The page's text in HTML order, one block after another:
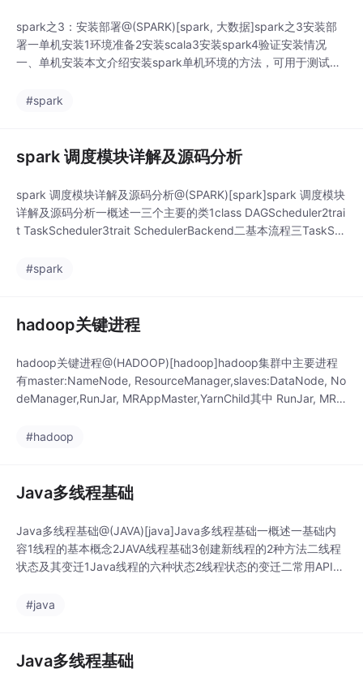
spark之3：安装部署@(SPARK)[spark, 大数据]spark之3安装部
署一单机安装1环境准备2安装scala3安装spark4验证安装情况
一、单机安装本文介绍安装spark单机环境的方法，可用于测试及
安装spark（4）验证安装情况1、环境准备（1）配套软件版本要
#spark
spark 调度模块详解及源码分析
spark 调度模块详解及源码分析@(SPARK)[spark]spark 调度模块
详解及源码分析一概述一三个主要的类1class DAGScheduler2trai
t TaskScheduler3trait SchedulerBackend二基本流程三TaskSc
parkContext对
#spark
hadoop关键进程
hadoop关键进程@(HADOOP)[hadoop]hadoop集群中主要进程
有master:NameNode, ResourceManager,slaves:DataNode, No
deManager,RunJar, MRAppMaster,YarnChild其中 RunJar, MRA
而终
#hadoop
Java多线程基础
Java多线程基础@(JAVA)[java]Java多线程基础一概述一基础内
容1线程的基本概念2JAVA线程基础3创建新线程的2种方法二线程
状态及其变迁1Java线程的六种状态2线程状态的变迁二常用API一
All五一些deprecated的API六Daemon线程七sleep八volatil
#java
Java多线程基础